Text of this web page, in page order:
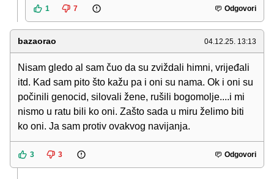
1 7 Odgovori
bazaorao 04.12.25. 13:13
Nisam gledo al sam čuo da su zviždali himni, vrijeđali
itd. Kad sam pito što kažu pa i oni su nama. Ok i oni su
počinili genocid, silovali žene, rušili bogomolje....i mi
nismo u ratu bili ko oni. Zašto sada u miru želimo biti
ko oni. Ja sam protiv ovakvog navijanja.
3 3 Odgovori